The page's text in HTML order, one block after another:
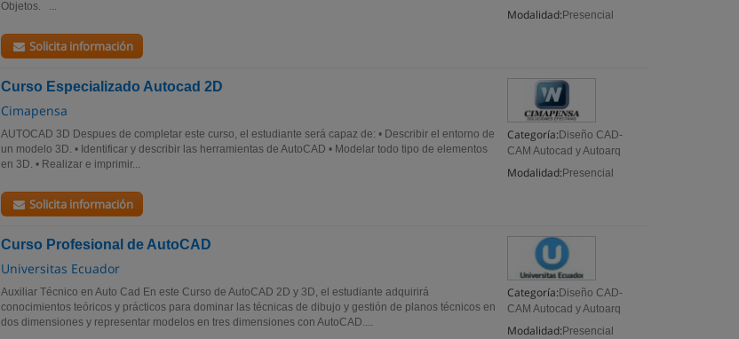
Modalidad: Presencial
Objetos. ...
Solicita información
Curso Especializado Autocad 2D
Cimapensa
Categoría: Diseño CAD-
CAM Autocad y Autoarq
Modalidad: Presencial
AUTOCAD 3D Despues de completar este curso, el estudiante será capaz de: • Describir el entorno de
un modelo 3D. • Identificar y describir las herramientas de AutoCAD • Modelar todo tipo de elementos
en 3D. • Realizar e imprimir...
Solicita información
Curso Profesional de AutoCAD
Universitas Ecuador
Categoría: Diseño CAD-
CAM Autocad y Autoarq
Modalidad: Presencial
Auxiliar Técnico en Auto Cad En este Curso de AutoCAD 2D y 3D, el estudiante adquirirá
conocimientos teóricos y prácticos para dominar las técnicas de dibujo y gestión de planos técnicos en
dos dimensiones y representar modelos en tres dimensiones con AutoCAD....